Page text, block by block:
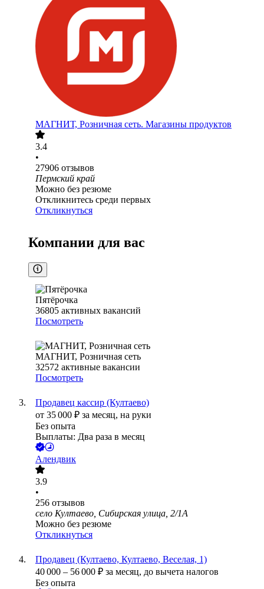
МАГНИТ, Розничная сеть. Магазины продуктов
3.4
•
27906 отзывов
Пермский край
Можно без резюме
Откликнитесь среди первых
Откликнуться
Компании для вас
Пятёрочка
36805 активных вакансий
Посмотреть
МАГНИТ, Розничная сеть
32572 активные вакансии
Посмотреть
Продавец кассир (Култаево)
от 35 000 ₽ за месяц, на руки
Без опыта
Выплаты: Два раза в месяц
Алендвик
3.9
•
256 отзывов
село Култаево, Сибирская улица, 2/1А
Можно без резюме
Откликнуться
Продавец (Култаево, Култаево, Веселая, 1)
40 000 – 56 000 ₽ за месяц, до вычета налогов
Без опыта